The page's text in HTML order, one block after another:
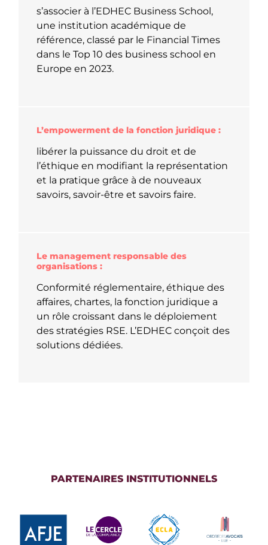
s’associer à l’EDHEC Business School,
une institution académique de
référence, classé par le Financial Times
dans le Top 10 des business school en
Europe en 2023.
L’empowerment de la fonction juridique :
libérer la puissance du droit et de
l’éthique en modifiant la représentation
et la pratique grâce à de nouveaux
savoirs, savoir-être et savoirs faire.
Le management responsable des
organisations :
Conformité réglementaire, éthique des
affaires, chartes, la fonction juridique a
un rôle croissant dans le déploiement
des stratégies RSE. L’EDHEC conçoit des
solutions dédiées.
PARTENAIRES INSTITUTIONNELS